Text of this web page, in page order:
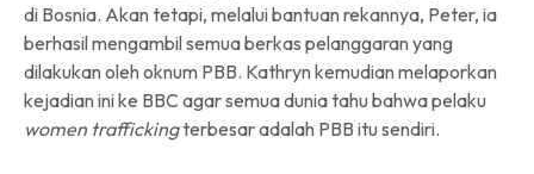
di Bosnia. Akan tetapi, melalui bantuan rekannya, Peter, ia
berhasil mengambil semua berkas pelanggaran yang
dilakukan oleh oknum PBB. Kathryn kemudian melaporkan
kejadian ini ke BBC agar semua dunia tahu bahwa pelaku
women traffickingterbesar adalah PBB itu sendiri.